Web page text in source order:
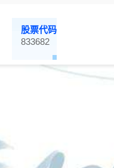
股票代码
833682